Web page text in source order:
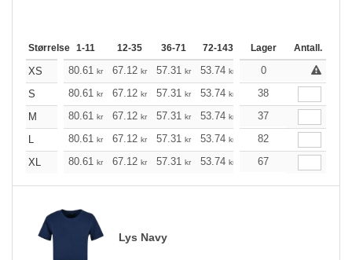
Størrelse 1-11 12-35 36-71 72-143 144-287 288 +
Lager Antall.
XS 80.61 kr 67.12 kr 57.31 kr 53.74 kr 51.07 50.62kr
0
S
80.61 kr 67.12 kr 57.31 kr 53.74 kr 51.07
38
M
80.61 kr 67.12 kr 57.31 kr 53.74 kr 51.07
37
L
80.61 kr 67.12 kr 57.31 kr 53.74 kr 51.07
82
XL
80.61 kr 67.12 kr 57.31 kr 53.74 kr 51.07
67
Lys Navy